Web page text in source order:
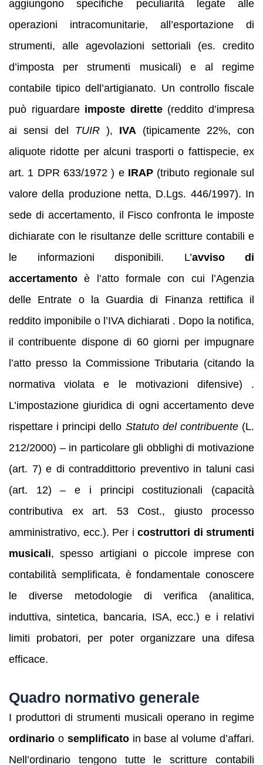
aggiungono specifiche peculiarità legate alle
operazioni intracomunitarie, all’esportazione di
strumenti, alle agevolazioni settoriali (es. credito
d’imposta per strumenti musicali) e al regime
contabile tipico dell’artigianato. Un controllo fiscale
può riguardare imposte dirette(reddito d’impresa
ai sensi del TUIR ), IVA (tipicamente 22%, con
aliquote ridotte per alcuni trasporti o fattispecie, ex
art. 1 DPR 633/1972 ) e IRAP (tributo regionale sul
valore della produzione netta, D.Lgs. 446/1997). In
sede di accertamento, il Fisco confronta le imposte
dichiarate con le risultanze delle scritture contabili e
le informazioni disponibili. L’avviso di
accertamento è l’atto formale con cui l’Agenzia
delle Entrate o la Guardia di Finanza rettifica il
reddito imponibile o l’IVA dichiarati . Dopo la notifica,
il contribuente dispone di 60 giorni per impugnare
l’atto presso la Commissione Tributaria (citando la
normativa violata e le motivazioni difensive) .
L’impostazione giuridica di ogni accertamento deve
rispettare i principi dello Statuto del contribuente(L.
212/2000) – in particolare gli obblighi di motivazione
(art. 7) e di contraddittorio preventivo in taluni casi
(art. 12) – e i principi costituzionali (capacità
contributiva ex art. 53 Cost., giusto processo
amministrativo, ecc.). Per i costruttori di strumenti
musicali, spesso artigiani o piccole imprese con
contabilità semplificata, è fondamentale conoscere
le diverse metodologie di verifica (analitica,
induttiva, sintetica, bancaria, ISA, ecc.) e i relativi
limiti probatori, per poter organizzare una difesa
efficace.
Quadro normativo generale
I produttori di strumenti musicali operano in regime
ordinario o semplificatoin base al volume d’affari.
Nell’ordinario tengono tutte le scritture contabili